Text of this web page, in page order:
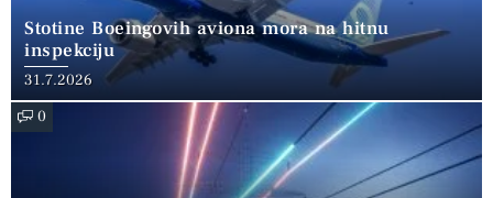
Stotine Boeingovih aviona mora na hitnu
inspekciju
31.7.2026
0